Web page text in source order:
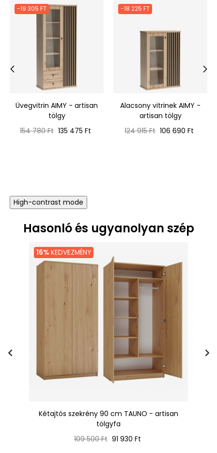
-19 305 FT
Üvegvitrin AIMY - artisan
tölgy
Normál
154 780 Ft Ár
135 475 Ft
-18 225 FT
Alacsony vitrinek AIMY -
artisan tölgy
Normál
124 915 Ft Ár
106 690 Ft
High-contrast mode
Hasonló és ugyanolyan szép
16% KEDVEZMÉNY
Kétajtós szekrény 90 cm TAUNO - artisan
tölgyfa
Normál
109 500 Ft Ár
91 930 Ft